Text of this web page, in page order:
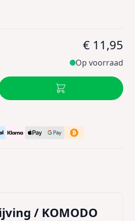
€ 11,95
Op voorraad
/ KOMODO